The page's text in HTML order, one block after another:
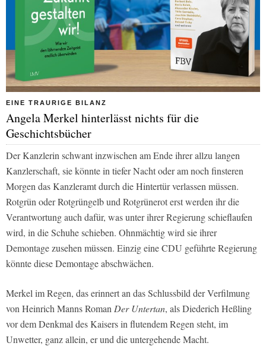
EINE TRAURIGE BILANZ
Angela Merkel hinterlässt nichts für die
Geschichtsbücher
Der Kanzlerin schwant inzwischen am Ende ihrer allzu langen
Kanzlerschaft, sie könnte in tiefer Nacht oder am noch finsteren
Morgen das Kanzleramt durch die Hintertür verlassen müssen.
Rotgrün oder Rotgrüngelb und Rotgrünerot erst werden ihr die
Verantwortung auch dafür, was unter ihrer Regierung schieflaufen
wird, in die Schuhe schieben. Ohnmächtig wird sie ihrer
Demontage zusehen müssen. Einzig eine CDU geführte Regierung
könnte diese Demontage abschwächen.
Merkel im Regen, das erinnert an das Schlussbild der Verfilmung
von Heinrich Manns Roman Der Untertan, als Diederich Heßling
vor dem Denkmal des Kaisers in flutendem Regen steht, im
Unwetter, ganz allein, er und die untergehende Macht.